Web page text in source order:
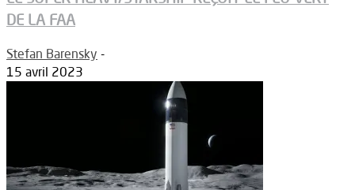
DE LA FAA
Stefan Barensky -
15 avril 2023